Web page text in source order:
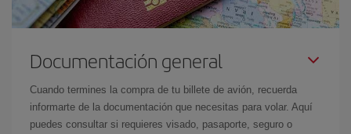
Documentación general
Cuando termines la compra de tu billete de avión, recuerda
informarte de la documentación que necesitas para volar. Aquí
puedes consultar si requieres visado, pasaporte, seguro o